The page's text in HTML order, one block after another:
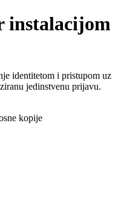
instalacijom
identitetom i pristupom uz
jedinstvenu prijavu.
kopije